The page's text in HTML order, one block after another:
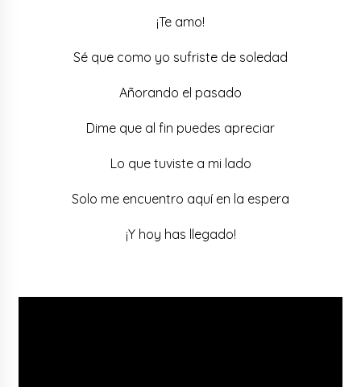
¡Te amo!
Sé que como yo sufriste de soledad
Añorando el pasado
Dime que al fin puedes apreciar
Lo que tuviste a mi lado
Solo me encuentro aquí en la espera
¡Y hoy has llegado!